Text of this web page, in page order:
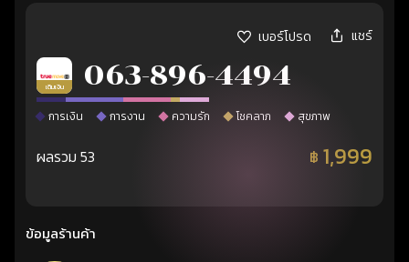
เบอร์โปรด แชร์
เติมเงิน 063-896-4494
การเงิน การงาน ความรัก โชคลาภ สุขภาพ
ผลรวม 53 ฿ 1,999
ข้อมูลร้านค้า